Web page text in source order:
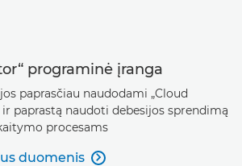
programinė įranga
paprasčiau naudodami „Cloud
ir paprastą naudoti debesijos sprendimą
procesams
duomenis 